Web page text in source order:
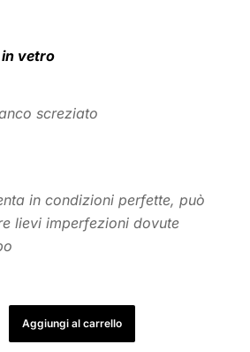
vetro
screziato
in condizioni perfette, può
lievi imperfezioni dovute
Aggiungi al carrello